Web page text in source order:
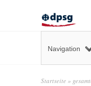
Navigation
Startseite »